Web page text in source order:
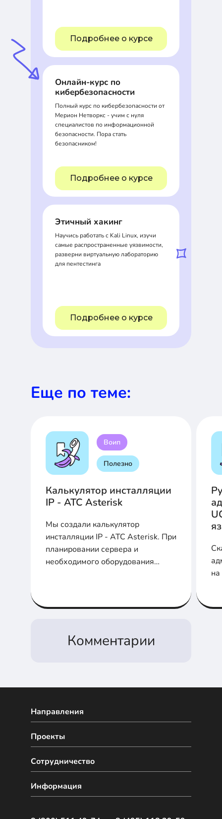
Подробнее о курсе
Онлайн-курс по
кибербезопасности
Полный курс по кибербезопасности от
Мерион Нетворкс - учим с нуля
специалистов по информационной
безопасности. Пора стать
безопасником!
Подробнее о курсе
Этичный хакинг
Научись работать с Kali Linux, изучи
самые распространенные уязвимости,
разверни виртуальную лабораторию
для пентестинга
Подробнее о курсе
Еще по теме:
Воип
Полезно
Калькулятор инсталляции
IP - АТС Asterisk
Мы создали калькулятор
инсталляции IP - АТС Asterisk. При
планировании сервера и
необходимого оборудования
Комментарии
Направления
Сотрудничество
Проекты
Информация